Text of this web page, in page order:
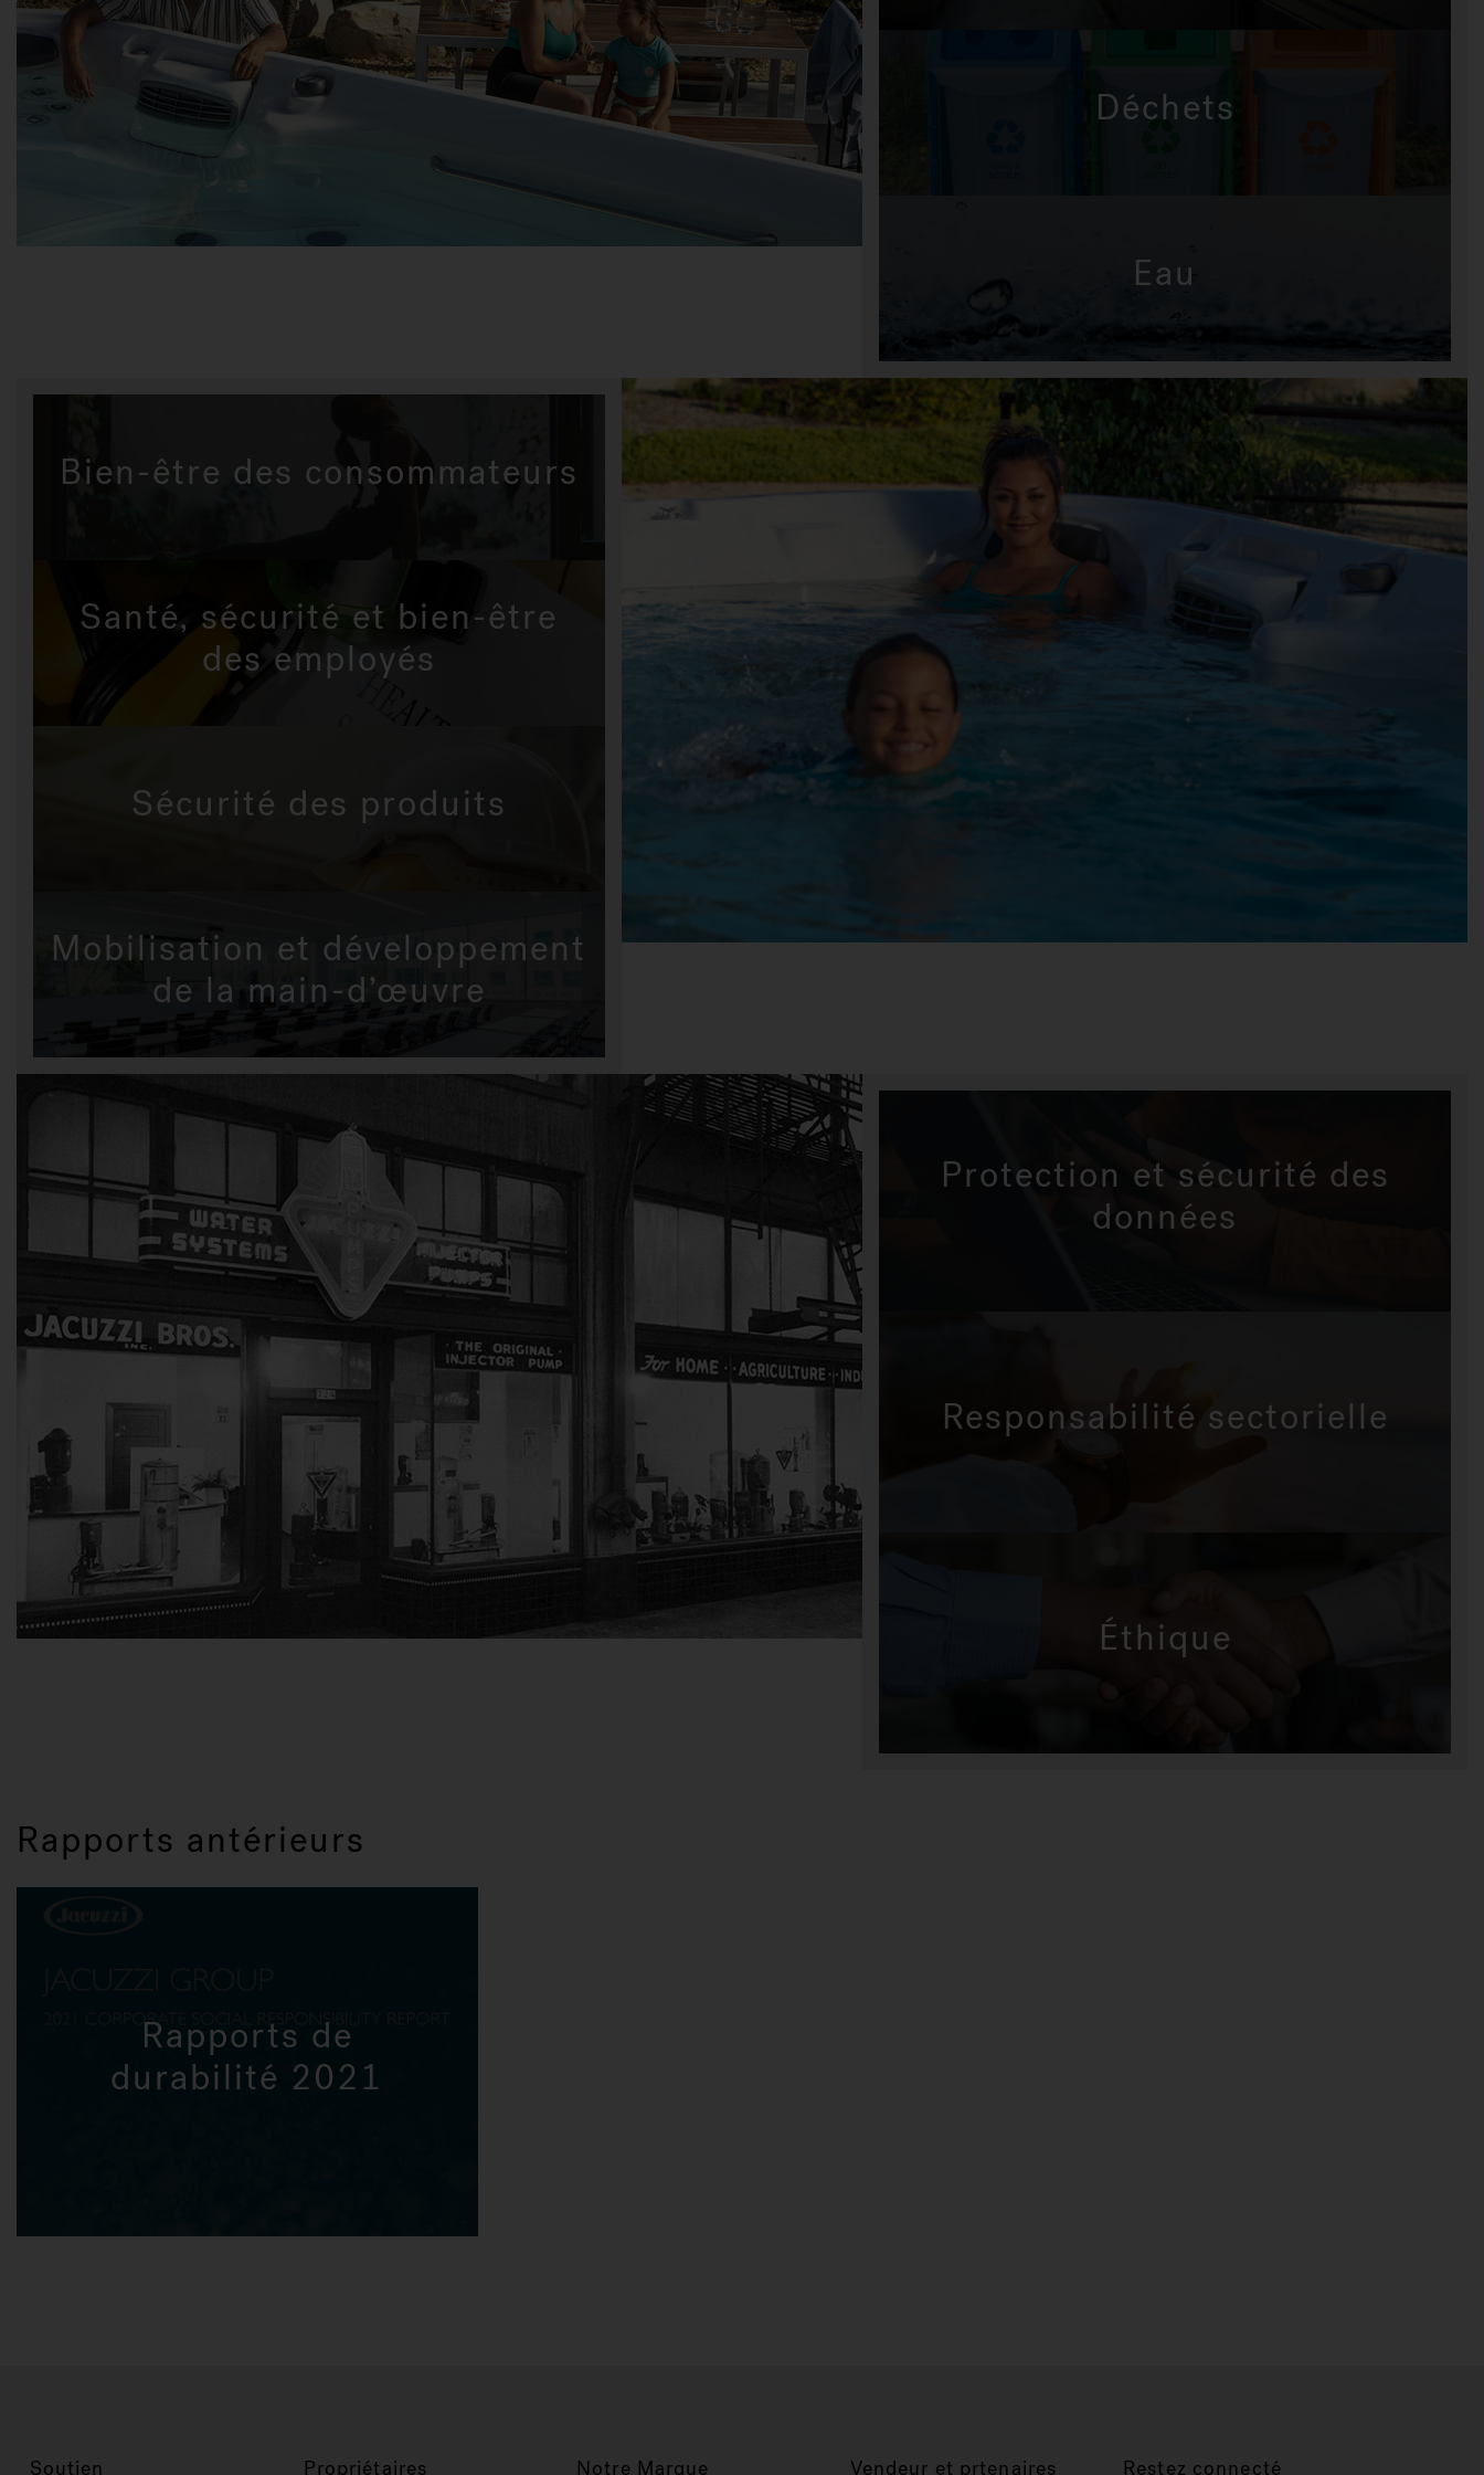
Déchets
Eau
Bien-être des consommateurs
Santé, sécurité et bien-être
des employés
Sécurité des produits
Mobilisation et développement
de la main-d’œuvre
Protection et sécurité des
données
Responsabilité sectorielle
Éthique
Rapports antérieurs
Rapports de
durabilité 2021
Soutien Propriétaires Notre Marque Vendeur et prtenaires Restez connecté